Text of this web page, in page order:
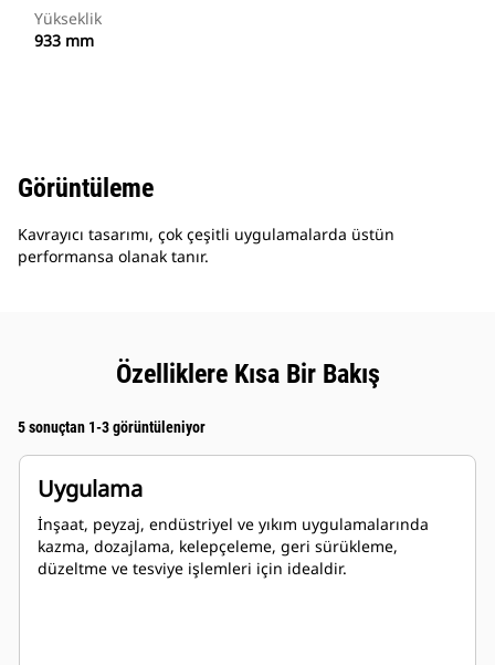
Yükseklik
933 mm
Görüntüleme
Kavrayıcı tasarımı, çok çeşitli uygulamalarda üstün
performansa olanak tanır.
Özelliklere Kısa Bir Bakış
5 sonuçtan 1-3 görüntüleniyor
Uygulama
İnşaat, peyzaj, endüstriyel ve yıkım uygulamalarında
kazma, dozajlama, kelepçeleme, geri sürükleme,
düzeltme ve tesviye işlemleri için idealdir.